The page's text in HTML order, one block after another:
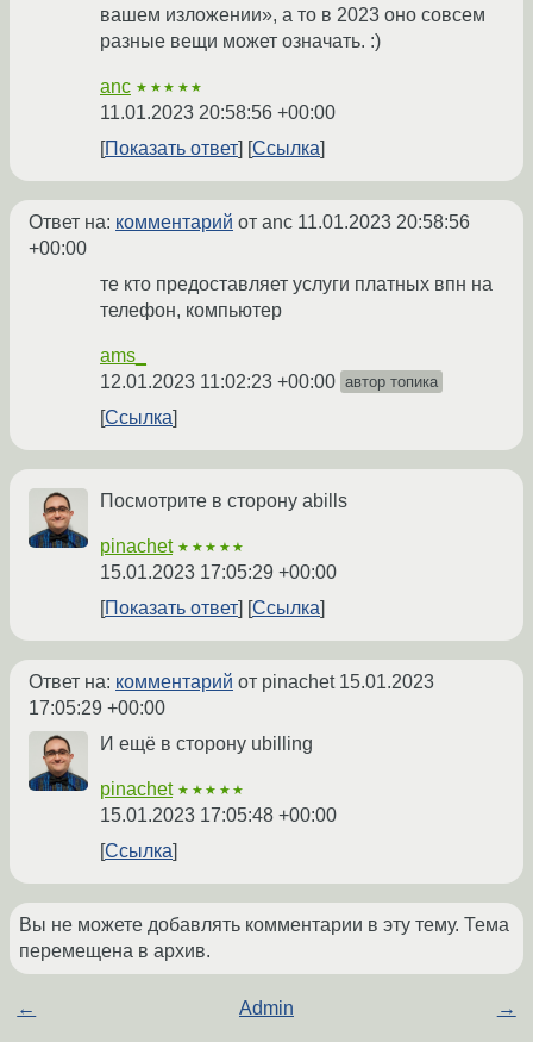
вашем изложении», а то в 2023 оно совсем
разные вещи может означать. :)
anc ★★★★★
11.01.2023 20:58:56 +00:00
Показать ответ
Ссылка
Ответ на: комментарий от anc 11.01.2023 20:58:56
+00:00
те кто предоставляет услуги платных впн на
телефон, компьютер
ams_
12.01.2023 11:02:23 +00:00 автор топика
Ссылка
Посмотрите в сторону abills
pinachet ★★★★★
15.01.2023 17:05:29 +00:00
Показать ответ
Ссылка
Ответ на: комментарий от pinachet 15.01.2023
17:05:29 +00:00
И ещё в сторону ubilling
pinachet ★★★★★
15.01.2023 17:05:48 +00:00
Ссылка
Вы не можете добавлять комментарии в эту тему. Тема
перемещена в архив.
← Admin →